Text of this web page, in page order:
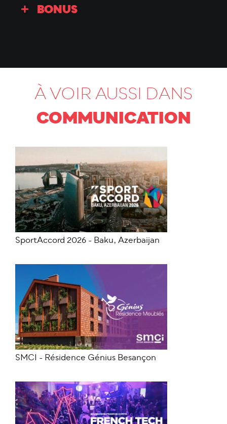
BONUS
À VOIR AUSSI DANS
COMMUNICATION
SportAccord 2026 - Baku, Azerbaijan
SMCI - Résidence Génius Besançon